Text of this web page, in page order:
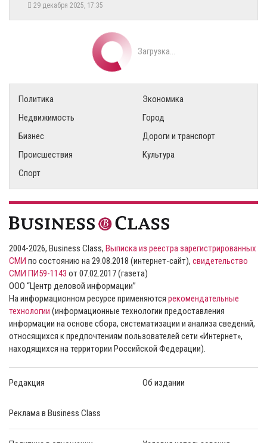
29 декабря 2025, 17:35
Загрузка...
Политика
Экономика
Недвижимость
Город
Бизнес
Дороги и транспорт
Происшествия
Культура
Спорт
2004-2026, Business Class, Выписка из реестра зарегистрированных
СМИ по состоянию на 29.08.2018 (интернет-сайт), свидетельство
СМИ ПИ59-1143 от 07.02.2017 (газета)
ООО “Центр деловой информации”
На информационном ресурсе применяются рекомендательные
технологии (информационные технологии предоставления
информации на основе сбора, систематизации и анализа сведений,
относящихся к предпочтениям пользователей сети «Интернет»,
находящихся на территории Российской Федерации).
Редакция Об издании
Реклама в Business Class